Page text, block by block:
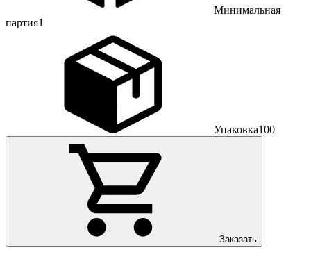
Минимальная
партия1
Упаковка100
Заказать